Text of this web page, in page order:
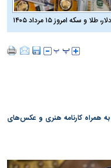
طلا و سکه امروز ۱۵ مرداد ۱۴۰۵
به همراه کارنامه هنری و عکس‌های